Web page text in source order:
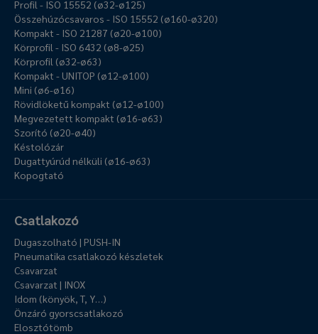
Profil - ISO 15552 (ø32-ø125)
Összehúzócsavaros - ISO 15552 (ø160-ø320)
Kompakt - ISO 21287 (ø20-ø100)
Körprofil - ISO 6432 (ø8-ø25)
Körprofil (ø32-ø63)
Kompakt - UNITOP (ø12-ø100)
Mini (ø6-ø16)
Rövidlöketű kompakt (ø12-ø100)
Megvezetett kompakt (ø16-ø63)
Szorító (ø20-ø40)
Késtolózár
Dugattyúrúd nélküli (ø16-ø63)
Kopogtató
Csatlakozó
Dugaszolható | PUSH-IN
Pneumatika csatlakozó készletek
Csavarzat
Csavarzat | INOX
Idom (könyök, T, Y…)
Önzáró gyorscsatlakozó
Elosztótömb